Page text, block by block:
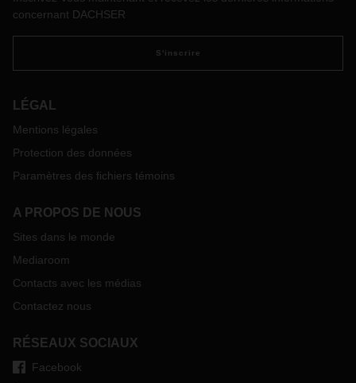
article de couverture dans la nouvelle édition du magazine
DACHSER se penche sur cette question. Rendez-vous à la
page 6 pour découvrir l’approche stratégique de DACHSER
en matière d’intégration de solutions d’automatisation. L’un
des principaux protagonistes de ce dossier est le système
concernant DACHSER
S'inscrire
LÉGAL
Mentions légales
Protection des données
Paramètres des fichiers témoins
A PROPOS DE NOUS
Sites dans le monde
Mediaroom
Contacts avec les médias
Contactez nous
RÉSEAUX SOCIAUX
Facebook